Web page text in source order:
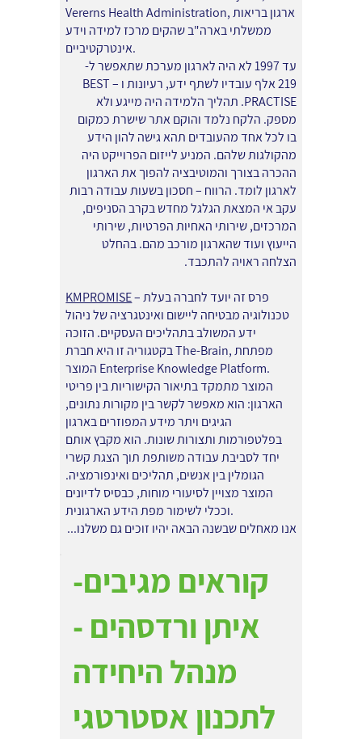
Vererns Health Administration, ארגון בריאות
ממשלתי בארה"ב שהקים מרכז למידה וידע
אינטרקטיביים.
עד 1997 לא היה לארגון מערכת שתאפשר ל-
219 אלף עובדיו לשתף ידע, רעיונות ו – BEST
PRACTISE. תהליך הלמידה היה מייגע ולא
מספק. הלקח נלמד והוקם אתר שישרת כמקום
בו לכל אחד מהעובדים תהא גישה להון הידע
מהקולגות שלהם. המניע לייזום הפרוייקט היה
ההכרה בצורך והמוטיבציה להפוך את הארגון
לארגון לומד. הרווח – חסכון בשעות עבודה רבות
עקב אי המצאת הגלגל מחדש בקרב הסניפים,
המרכזים, שירותי האחיות הפרטיות, שירותי
הייעוץ ועוד שהארגון מורכב מהם. בהחלט
הצלחה ראויה להתכבד.
KMPROMISE– פרס זה יועד לחברה בעלת
טכנולוגיה מבטיחה ליישום ואינטגרציה של ניהול
ידע המשולב בתהליכים העסקיים. הזוכה
בקטגוריה זו היא חברת The-Brain, מפתחת
המוצר Enterprise Knowledge Platform.
המוצר מתמקד בתיאור הקישוריות בין פריטי
הארגון: הוא מאפשר לקשר בין מקורות נתונים,
הגיגים ויתר מידע המפוזרים בארגון
בפלטפורמות ותצורות שונות. הוא מקבץ אותם
יחד לסביבת עבודה משותפת תוך הצגת קשרי
הגומלין בין אנשים, תהליכים ואינפורמציה.
המוצר מצויין לסיעורי מוחות, כבסיס לדיונים
וככלי לשימור מפת הידע הארגונית.
אנו מאחלים שבשנה הבאה יהיו זוכים גם משלנו...
קוראים מגיבים-
איתן ורדסהים -
מנהל היחידה
לתכנון אסטרטגי